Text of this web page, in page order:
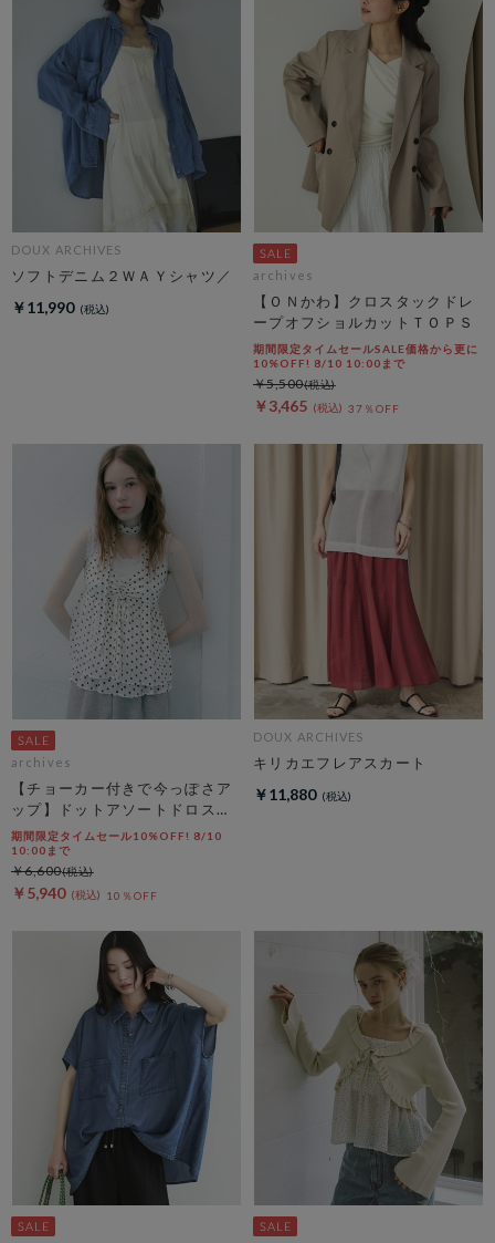
DOUX ARCHIVES
ソフトデニム２ＷＡＹシャツ／
￥11,990
archives
【ＯＮかわ】クロスタックドレ
ープオフショルカットＴＯＰＳ
期間限定タイムセールSALE価格から更に
10%OFF! 8/10 10:00まで
￥3,465 37％OFF
￥5,500
archives
【チョーカー付きで今っぽさア
ップ】ドットアソートドロスト
キャミチュニック
期間限定タイムセール10%OFF! 8/10
10:00まで
￥5,940 10％OFF
￥6,600
DOUX ARCHIVES
キリカエフレアスカート
￥11,880